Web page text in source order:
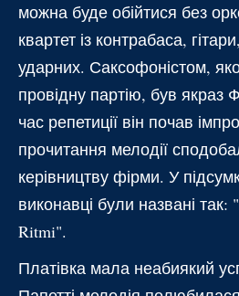
можна буде обійтися без
квартет із контрабаса,
ударних. Саксофоністом,
провідну партію, був якраз
час репетиції він почав
прочитання мелодії
керівництву фірми. У
виконавці були названі так:
Ritmi".
Платівка мала неабиякий